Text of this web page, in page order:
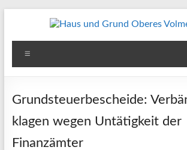
Haus
und
Grund
Oberes
Volmetal
Grundsteuerbescheide:
klagen wegen Untätigkeit der
Finanzämter